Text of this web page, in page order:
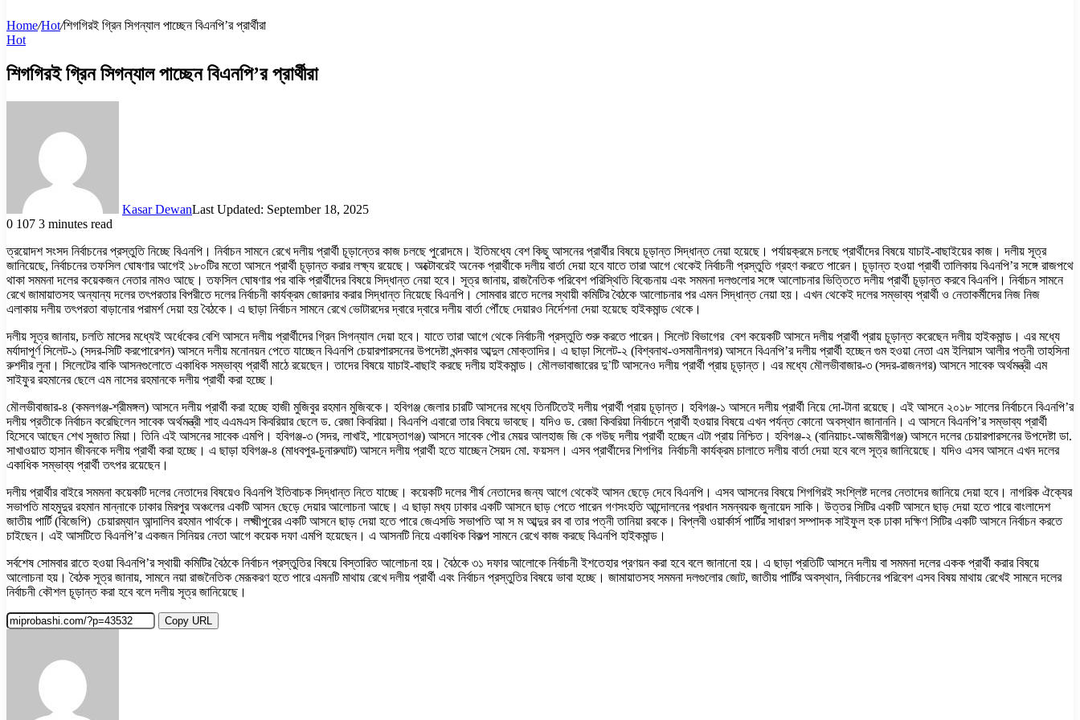
Home/Hot/শিগগিরই গ্রিন সিগন্যাল পাচ্ছেন বিএনপি’র প্রার্থীরা
Hot
শিগগিরই গ্রিন সিগন্যাল পাচ্ছেন বিএনপি’র প্রার্থীরা
Kasar DewanLast Updated: September 18, 2025
0 107 3 minutes read
ত্রয়োদশ সংসদ নির্বাচনের প্রস্তুতি নিচ্ছে বিএনপি। নির্বাচন সামনে রেখে দলীয় প্রার্থী চূড়ান্তের কাজ চলছে পুরোদমে। ইতিমধ্যে বেশ কিছু আসনের প্রার্থীর বিষয়ে চূড়ান্ত সিদ্ধান্ত নেয়া হয়েছে। পর্যায়ক্রমে চলছে প্রার্থীদের বিষয়ে যাচাই-বাছাইয়ের কাজ। দলীয় সূত্র
জানিয়েছে, নির্বাচনের তফসিল ঘোষণার আগেই ১৮০টির মতো আসনে প্রার্থী চূড়ান্ত করার লক্ষ্য রয়েছে। অক্টোবরেই অনেক প্রার্থীকে দলীয় বার্তা দেয়া হবে যাতে তারা আগে থেকেই নির্বাচনী প্রস্তুতি গ্রহণ করতে পারেন। চূড়ান্ত হওয়া প্রার্থী তালিকায় বিএনপি’র সঙ্গে রাজপথে
থাকা সমমনা দলের কয়েকজন নেতার নামও আছে। তফসিল ঘোষণার পর বাকি প্রার্থীদের বিষয়ে সিদ্ধান্ত নেয়া হবে। সূত্র জানায়, রাজনৈতিক পরিবেশ পরিস্থিতি বিবেচনায় এবং সমমনা দলগুলোর সঙ্গে আলোচনার ভিত্তিতে দলীয় প্রার্থী চূড়ান্ত করবে বিএনপি। নির্বাচন সামনে
রেখে জামায়াতসহ অন্যান্য দলের তৎপরতার বিপরীতে দলের নির্বাচনী কার্যক্রম জোরদার করার সিদ্ধান্ত নিয়েছে বিএনপি। সোমবার রাতে দলের স্থায়ী কমিটির বৈঠকে আলোচনার পর এমন সিদ্ধান্ত নেয়া হয়। এখন থেকেই দলের সম্ভাব্য প্রার্থী ও নেতাকর্মীদের নিজ নিজ
এলাকায় দলীয় তৎপরতা বাড়ানোর পরামর্শ দেয়া হয় বৈঠকে। এ ছাড়া নির্বাচন সামনে রেখে ভোটারদের দ্বারে দ্বারে দলীয় বার্তা পৌঁছে দেয়ারও নির্দেশনা দেয়া হয়েছে হাইকমান্ড থেকে।
দলীয় সূত্র জানায়, চলতি মাসের মধ্যেই অর্ধেকের বেশি আসনে দলীয় প্রার্থীদের গ্রিন সিগন্যাল দেয়া হবে। যাতে তারা আগে থেকে নির্বাচনী প্রস্তুতি শুরু করতে পারেন। সিলেট বিভাগের বেশ কয়েকটি আসনে দলীয় প্রার্থী প্রায় চূড়ান্ত করেছেন দলীয় হাইকমান্ড। এর মধ্যে
মর্যাদাপূর্ণ সিলেট-১ (সদর-সিটি করপোরেশন) আসনে দলীয় মনোনয়ন পেতে যাচ্ছেন বিএনপি চেয়ারপারসনের উপদেষ্টা খন্দকার আব্দুল মোক্তাদির। এ ছাড়া সিলেট-২ (বিশ্বনাথ-ওসমানীনগর) আসনে বিএনপি’র দলীয় প্রার্থী হচ্ছেন গুম হওয়া নেতা এম ইলিয়াস আলীর পত্নী তাহসিনা
রুশদীর লুনা। সিলেটের বাকি আসনগুলোতে একাধিক সম্ভাব্য প্রার্থী মাঠে রয়েছেন। তাদের বিষয়ে যাচাই-বাছাই করছে দলীয় হাইকমান্ড। মৌলভাবাজারের দু’টি আসনেও দলীয় প্রার্থী প্রায় চূড়ান্ত। এর মধ্যে মৌলভীবাজার-৩ (সদর-রাজনগর) আসনে সাবেক অর্থমন্ত্রী এম
সাইফুর রহমানের ছেলে এম নাসের রহমানকে দলীয় প্রার্থী করা হচ্ছে।
মৌলভীবাজার-৪ (কমলগঞ্জ-শ্রীমঙ্গল) আসনে দলীয় প্রার্থী করা হচ্ছে হাজী মুজিবুর রহমান মুজিবকে। হবিগঞ্জ জেলার চারটি আসনের মধ্যে তিনটিতেই দলীয় প্রার্থী প্রায় চূড়ান্ত। হবিগঞ্জ-১ আসনে দলীয় প্রার্থী নিয়ে দো-টানা রয়েছে। এই আসনে ২০১৮ সালের নির্বাচনে বিএনপি’র
দলীয় প্রতীকে নির্বাচন করেছিলেন সাবেক অর্থমন্ত্রী শাহ এএমএস কিবরিয়ার ছেলে ড. রেজা কিবরিয়া। বিএনপি এবারো তার বিষয়ে ভাবছে। যদিও ড. রেজা কিবরিয়া নির্বাচনে প্রার্থী হওয়ার বিষয়ে এখন পর্যন্ত কোনো অবস্থান জানাননি। এ আসনে বিএনপি’র সম্ভাব্য প্রার্থী
হিসেবে আছেন শেখ সুজাত মিয়া। তিনি এই আসনের সাবেক এমপি। হবিগঞ্জ-৩ (সদর, লাখাই, শায়েস্তাগঞ্জ) আসনে সাবেক পৌর মেয়র আলহাজ জি কে গউছ দলীয় প্রার্থী হচ্ছেন এটা প্রায় নিশ্চিত। হবিগঞ্জ-২ (বানিয়াচং-আজমীরীগঞ্জ) আসনে দলের চেয়ারপারসনের উপদেষ্টা ডা.
সাখাওয়াত হাসান জীবনকে দলীয় প্রার্থী করা হচ্ছে। এ ছাড়া হবিগঞ্জ-৪ (মাধবপুর-চুনারুঘাট) আসনে দলীয় প্রার্থী হতে যাচ্ছেন সৈয়দ মো. ফয়সল। এসব প্রার্থীদের শিগগির নির্বাচনী কার্যক্রম চালাতে দলীয় বার্তা দেয়া হবে বলে সূত্র জানিয়েছে। যদিও এসব আসনে এখন দলের
একাধিক সম্ভাব্য প্রার্থী তৎপর রয়েছেন।
দলীয় প্রার্থীর বাইরে সমমনা কয়েকটি দলের নেতাদের বিষয়েও বিএনপি ইতিবাচক সিদ্ধান্ত নিতে যাচ্ছে। কয়েকটি দলের শীর্ষ নেতাদের জন্য আগে থেকেই আসন ছেড়ে দেবে বিএনপি। এসব আসনের বিষয়ে শিগগিরই সংশ্লিষ্ট দলের নেতাদের জানিয়ে দেয়া হবে। নাগরিক ঐক্যের
সভাপতি মাহমুদুর রহমান মান্নাকে ঢাকার মিরপুর অঞ্চলের একটি আসন ছেড়ে দেয়ার আলোচনা আছে। এ ছাড়া মধ্য ঢাকার একটি আসনে ছাড় পেতে পারেন গণসংহতি আন্দোলনের প্রধান সমন্বয়ক জুনায়েদ সাকি। উত্তর সিটির একটি আসনে ছাড় দেয়া হতে পারে বাংলাদেশ
জাতীয় পার্টি (বিজেপি) চেয়ারম্যান আন্দালিব রহমান পার্থকে। লক্ষ্মীপুরের একটি আসনে ছাড় দেয়া হতে পারে জেএসডি সভাপতি আ স ম আব্দুর রব বা তার পত্নী তানিয়া রবকে। বিপ্লবী ওয়ার্কার্স পার্টির সাধারণ সম্পাদক সাইফুল হক ঢাকা দক্ষিণ সিটির একটি আসনে নির্বাচন করতে
চাইছেন। এই আসটিতে বিএনপি’র একজন সিনিয়র নেতা আগে কয়েক দফা এমপি হয়েছেন। এ আসনটি নিয়ে একাধিক বিকল্প সামনে রেখে কাজ করছে বিএনপি হাইকমান্ড।
সর্বশেষ সোমবার রাতে হওয়া বিএনপি’র স্থায়ী কমিটির বৈঠকে নির্বাচন প্রস্তুতির বিষয়ে বিস্তারিত আলোচনা হয়। বৈঠকে ৩১ দফার আলোকে নির্বাচনী ইশতেহার প্রণয়ন করা হবে বলে জানানো হয়। এ ছাড়া প্রতিটি আসনে দলীয় বা সমমনা দলের একক প্রার্থী করার বিষয়ে
আলোচনা হয়। বৈঠক সূত্র জানায়, সামনে নয়া রাজনৈতিক মেরূকরণ হতে পারে এমনটি মাথায় রেখে দলীয় প্রার্থী এবং নির্বাচন প্রস্তুতির বিষয়ে ভাবা হচ্ছে। জামায়াতসহ সমমনা দলগুলোর জোট, জাতীয় পার্টির অবস্থান, নির্বাচনের পরিবেশ এসব বিষয় মাথায় রেখেই সামনে দলের
নির্বাচনী কৌশল চূড়ান্ত করা হবে বলে দলীয় সূত্র জানিয়েছে।
Copy URL